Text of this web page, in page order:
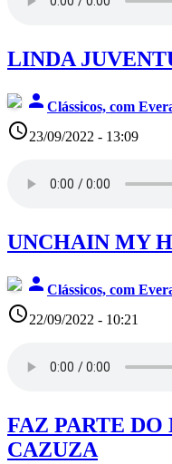
LINDA
person Clássicos, com
access_time23/09/2022 - 13:09
UNCHAIN MY
person Clássicos, com
access_time22/09/2022 - 10:21
FAZ PARTE DO
CAZUZA